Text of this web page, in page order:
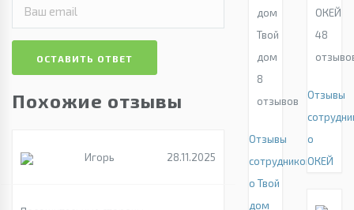
ОСТАВИТЬ ОТВЕТ
Похожие отзывы
Игорь 28.11.2025
Твой
дом
8
отзывов
Отзывы
сотрудников
о Твой
дом
ОКЕЙ
48
Отзывы
о
ОКЕЙ